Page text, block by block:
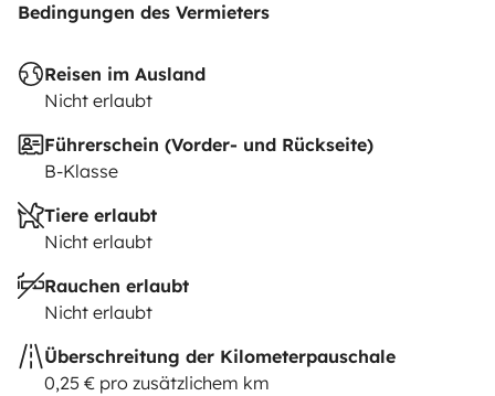
Bedingungen des Vermieters
Reisen im Ausland
Nicht erlaubt
Führerschein (Vorder- und Rückseite)
B-Klasse
Tiere erlaubt
Nicht erlaubt
Rauchen erlaubt
Nicht erlaubt
Überschreitung der Kilometerpauschale
0,25 € pro zusätzlichem km